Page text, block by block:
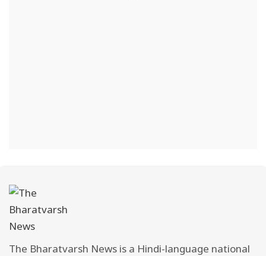
The Bharatvarsh News is a Hindi-language national